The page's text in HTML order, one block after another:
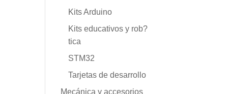
Kits Arduino
Kits educativos y rob?
tica
STM32
Tarjetas de desarrollo
Mecánica y accesorios